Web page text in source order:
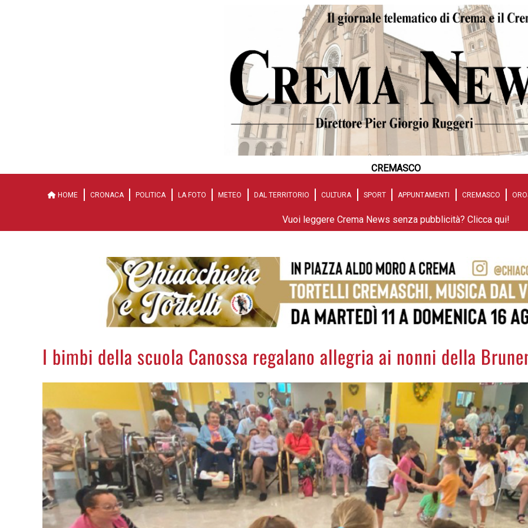
CREMASCO
HOME CRONACA POLITICA LA FOTO METEO DAL TERRITORIO CULTURA SPORT APPUNTAMENTI CREMASCO
Vuoi leggere Crema News senza pubblicità? Clicca qui!
I bimbi della scuola Canossa regalano allegria ai nonni della